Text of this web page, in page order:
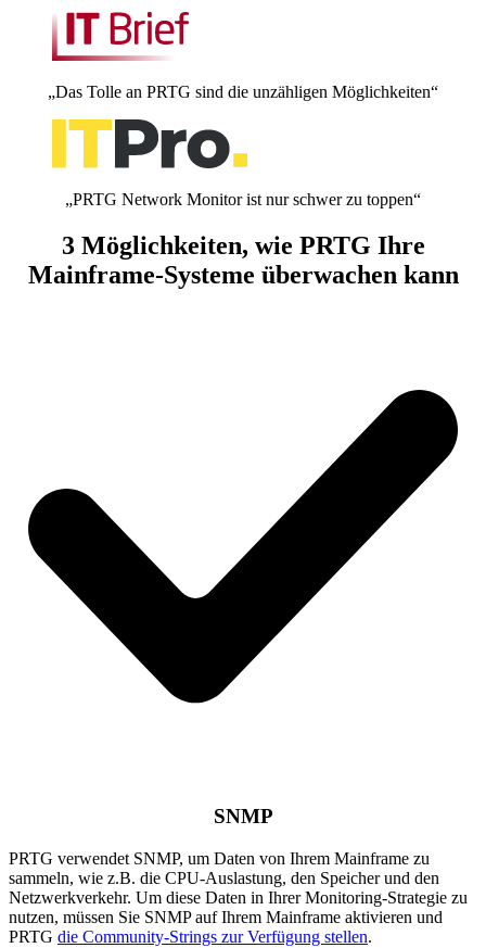
„Das Tolle an PRTG sind die unzähligen Möglichkeiten“
„PRTG Network Monitor ist nur schwer zu toppen“
3 Möglichkeiten, wie PRTG Ihre
Mainframe-Systeme überwachen kann
SNMP
PRTG verwendet SNMP, um Daten von Ihrem Mainframe zu
sammeln, wie z.B. die CPU-Auslastung, den Speicher und den
Netzwerkverkehr. Um diese Daten in Ihrer Monitoring-Strategie zu
nutzen, müssen Sie SNMP auf Ihrem Mainframe aktivieren und
PRTG die Community-Strings zur Verfügung stellen.